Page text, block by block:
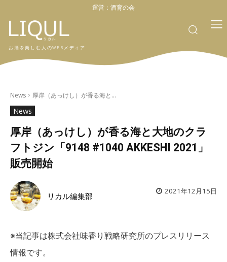
運営： 酒育の会
お酒を楽しむ人のWEBメディア
News 厚岸（あっけし）が香る海と...
News
厚岸（あっけし）が香る海と大地のクラ
フトジン「9148 #1040 AKKESHI 2021」
販売開始
リカル編集部 2021年12月15日
※当記事は株式会社味香り戦略研究所のプレスリリース
情報です。